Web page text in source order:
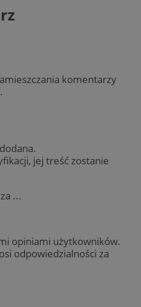
komentarzy
jej treść zostanie
...
opiniami użytkowników.
odpowiedzialności za